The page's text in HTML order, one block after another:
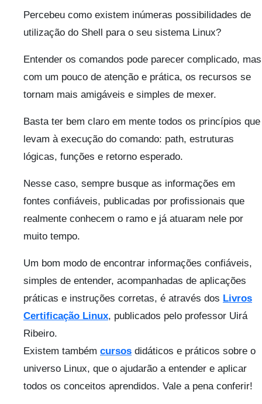
Percebeu como existem inúmeras possibilidades de
utilização do Shell para o seu sistema Linux?
Entender os comandos pode parecer complicado, mas
com um pouco de atenção e prática, os recursos se
tornam mais amigáveis e simples de mexer.
Basta ter bem claro em mente todos os princípios que
levam à execução do comando: path, estruturas
lógicas, funções e retorno esperado.
Nesse caso, sempre busque as informações em
fontes confiáveis, publicadas por profissionais que
realmente conhecem o ramo e já atuaram nele por
muito tempo.
Um bom modo de encontrar informações confiáveis,
simples de entender, acompanhadas de aplicações
práticas e instruções corretas, é através dos Livros
Certificação Linux, publicados pelo professor Uirá
Ribeiro.
Existem também cursos didáticos e práticos sobre o
universo Linux, que o ajudarão a entender e aplicar
todos os conceitos aprendidos. Vale a pena conferir!